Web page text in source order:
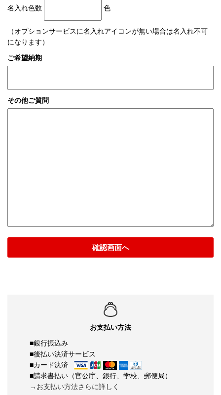
名入れ色数 色
（オプションサービスに名入れアイコンが無い場合は名入れ不可
になります）
ご希望納期
その他ご質問
確認画面へ
お支払い方法
■銀行振込み
■後払い決済サービス
■カード決済
■請求書払い（官公庁、銀行、学校、郵便局）
→お支払い方法さらに詳しく